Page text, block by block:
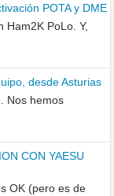
POTA y DME
Ham2K PoLo. Y,
desde Asturias
Nos hemos
CON YAESU
OK (pero es de